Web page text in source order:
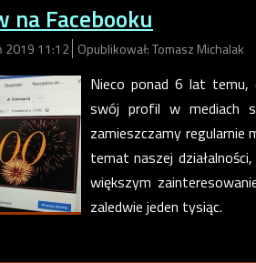
na Facebooku
2019 11:12 Opublikował: Tomasz Michalak
Nieco ponad 6 lat temu,
swój profil w mediach
zamieszczamy regularnie
temat naszej
większym
zaledwie jeden tysiąc.